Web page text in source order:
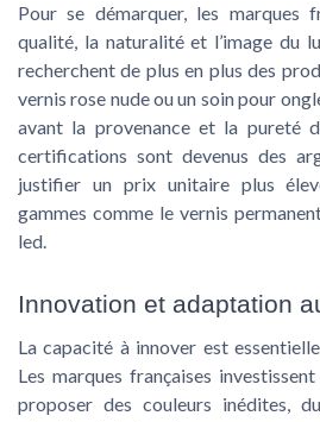
Pour se démarquer, les marques
qualité, la naturalité et l’image du
recherchent de plus en plus des
vernis rose nude ou un soin pour
avant la provenance et la pureté
certifications sont devenus des
justifier un prix unitaire plus
gammes comme le vernis
led.
Innovation et adaptation
La capacité à innover est
Les marques françaises
proposer des couleurs inédites,